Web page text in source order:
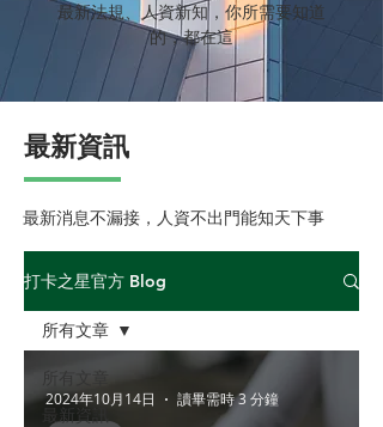
最新法規、人資新知，你所需要知道
的，都在這
最新資訊
最新消息不漏接，人資不出門能知天下事
打卡之星官方 Blog
所有文章
最新資訊
所有文章
2024年10月14日 讀畢需時 3 分鐘